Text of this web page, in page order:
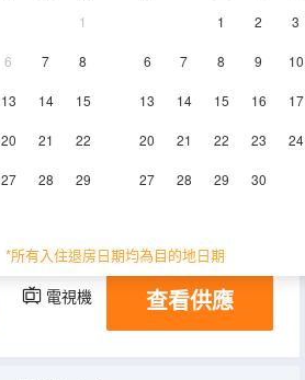
1
6 7 8
13 14 15
20 21 22
27 28 29
1
2 3
6 7 8 9 10
13 14 15 16 17
20 21 22 23 24
27 28 29 30
*所有入住退房日期均為目的地日期
空調
大床房
18-25㎡ 3層 空調
電視機 查看供應